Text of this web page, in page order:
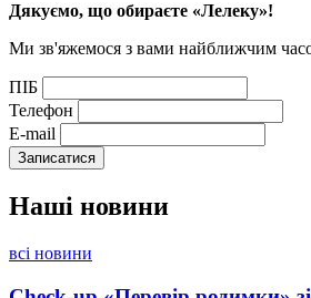
Дякуємо, що обираєте «Лелеку»!
Ми зв'яжемося з вами найближчим
ПІБ
Телефон
E-mail
Наші новини
всі новини